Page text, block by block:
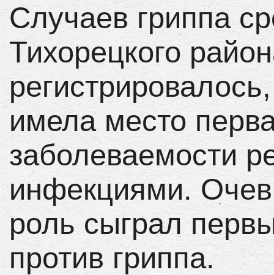
Случаев гриппа
Тихорецкого
имела место
заболеваемости
инфекциями.
роль сыграл
против гриппа.